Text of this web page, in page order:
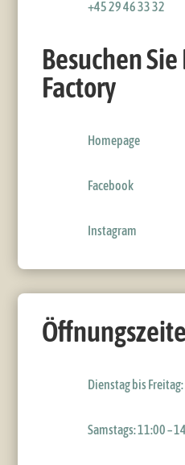
+45 29 46 33 32‬
Besuchen
Factory
Homepage
Facebook
Instagram
Dienstag bis
Samstags: 11:00 –